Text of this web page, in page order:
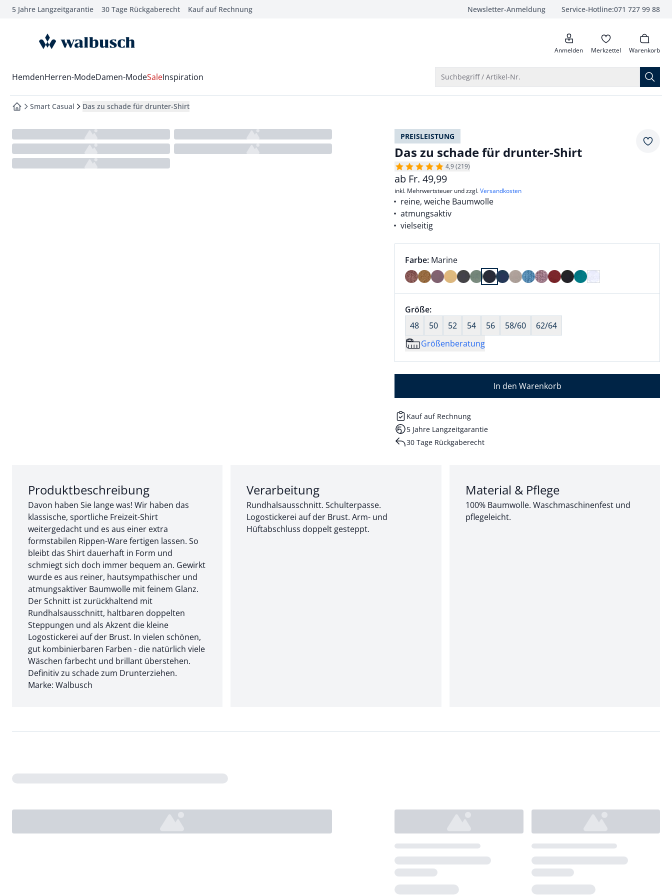
springen
springen
springen
5 Jahre Langzeitgarantie 30 Tage Rückgaberecht Kauf auf Rechnung Newsletter-Anmeldung Service-Hotline:071 727 99 88
anrufen
zur Startseite Anmelden Merkzettel Warenkorb
Wechsel in das Menü mit Pfeil-Runter Taste
HemdenHerren-ModeDamen-ModeSaleInspiration Suchbegriff / Artikel-Nr.
zur Startseite
Smart Casual Das zu schade für drunter-Shirt
PREISLEISTUNG
Das zu schade für drunter-Shirt
4,9 (219)
ab Fr. 49,99
inkl. Mehrwertsteuer und zzgl.Versandkosten
reine, weiche Baumwolle
atmungsaktiv
vielseitig
Farbauswahl:
Farbe: aktuell ausgewählt:
Marine
Farbe Marine ausgewählt
Größenauswahl:
Größe:nichts ausgewählt
48
50 52 54 56 58/60
62/64
Größenberatung
In den Warenkorb
Kauf auf Rechnung
5 Jahre Langzeitgarantie
30 Tage Rückgaberecht
Abschnitt 1 von 3:
Produktbeschreibung
Davon haben Sie lange was! Wir haben das
klassische, sportliche Freizeit-Shirt
weitergedacht und es aus einer extra
formstabilen Rippen-Ware fertigen lassen. So
bleibt das Shirt dauerhaft in Form und
schmiegt sich doch immer bequem an. Gewirkt
wurde es aus reiner, hautsympathischer und
atmungsaktiver Baumwolle mit feinem Glanz.
Der Schnitt ist zurückhaltend mit
Rundhalsausschnitt, haltbaren doppelten
Steppungen und als Akzent die kleine
Logostickerei auf der Brust. In vielen schönen,
gut kombinierbaren Farben - die natürlich viele
Wäschen farbecht und brillant überstehen.
Definitiv zu schade zum Drunterziehen.
Marke: Walbusch
Abschnitt 2 von 3:
Verarbeitung
Rundhalsausschnitt. Schulterpasse.
Logostickerei auf der Brust. Arm- und
Hüftabschluss doppelt gesteppt.
Abschnitt 3 von 3:
Material & Pflege
100% Baumwolle. Waschmaschinenfest und
pflegeleicht.